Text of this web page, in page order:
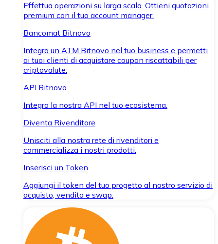
Effettua operazioni su larga scala. Ottieni quotazioni
premium con il tuo account manager.
Bancomat Bitnovo
Integra un ATM Bitnovo nel tuo business e permetti
ai tuoi clienti di acquistare coupon riscattabili per
criptovalute.
API Bitnovo
Integra la nostra API nel tuo ecosistema.
Diventa Rivenditore
Unisciti alla nostra rete di rivenditori e
commercializza i nostri prodotti.
Inserisci un Token
Aggiungi il token del tuo progetto al nostro servizio di
acquisto, vendita e swap.